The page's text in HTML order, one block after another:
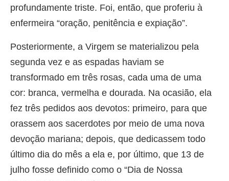
profundamente triste. Foi, então, que proferiu à
enfermeira “oração, penitência e expiação”.
Posteriormente, a Virgem se materializou pela
segunda vez e as espadas haviam se
transformado em três rosas, cada uma de uma
cor: branca, vermelha e dourada. Na ocasião, ela
fez três pedidos aos devotos: primeiro, para que
orassem aos sacerdotes por meio de uma nova
devoção mariana; depois, que dedicassem todo
último dia do mês a ela e, por último, que 13 de
julho fosse definido como o “Dia de Nossa